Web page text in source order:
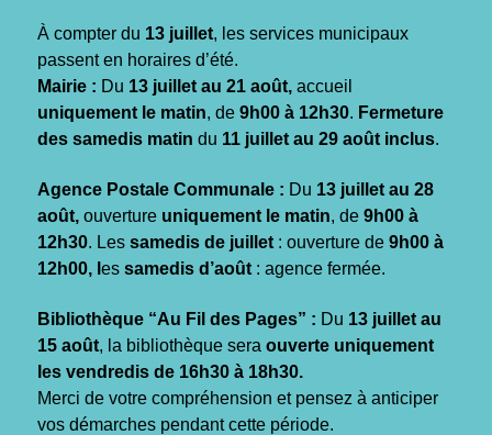
À compter du 13 juillet, les services municipaux
passent en horaires d’été.
Mairie : Du 13 juillet au 21 août, accueil
uniquement le matin, de 9h00 à 12h30. Fermeture
des samedis matin du 11 juillet au 29 août inclus.
Agence Postale Communale : Du 13 juillet au 28
août, ouverture uniquement le matin, de 9h00 à
12h30. Les samedis de juillet : ouverture de 9h00 à
12h00, l es samedis d’août : agence fermée.
Bibliothèque “Au Fil des Pages” : Du 13 juillet au
15 août, la bibliothèque sera ouverte uniquement
les vendredis de 16h30 à 18h30.
Merci de votre compréhension et pensez à anticiper
vos démarches pendant cette période.